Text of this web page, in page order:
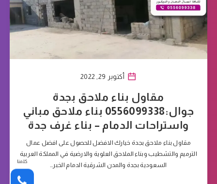
أكتوبر 29, 2022
مقاول بناء ملاحق بجدة
جوال:0556099338 بناء ملاحق مباني
واستراحات الدمام – بناء غرف جدة
مقاول بناء ملاحق بجدة خيارك الافضل للحصول على افضل عمال
الترميم والتشطيب وبناء الملاحق العلوية والارضية في المملكة العربية
السعودية بجدة والمدن الشرقية الدمام الخبر…
كلمنا